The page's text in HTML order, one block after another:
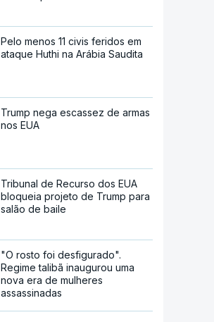
Pelo menos 11 civis feridos em
ataque Huthi na Arábia Saudita
Trump nega escassez de armas
nos EUA
Tribunal de Recurso dos EUA
bloqueia projeto de Trump para
salão de baile
"O rosto foi desfigurado".
Regime talibã inaugurou uma
nova era de mulheres
assassinadas